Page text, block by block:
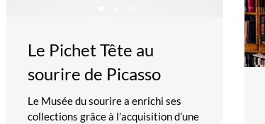
Le Pichet Tête au
sourire de Picasso
Le Musée du sourire a enrichi ses
collections grâce à l’acquisition d’une